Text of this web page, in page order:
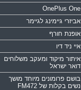
OnePlus One
אביזרי גיימינג לגיימר
אופנת חורף
איי ניד דיו
איתור מיקוד ומעקב משלוחים
דואר ישראל
בושם פרומונים מיוחד מושך
נשים בקלות של FM472